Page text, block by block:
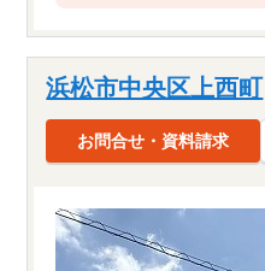
浜松市中央区上西町
お問合せ・資料請求